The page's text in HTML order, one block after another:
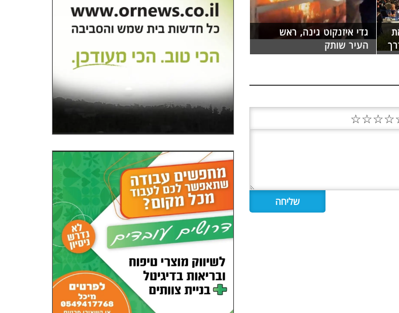
גדי איזנקוט גינה, ראש
העיר שותק
☆
☆
☆
☆